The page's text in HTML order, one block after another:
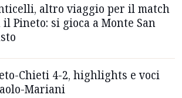
altro viaggio per il match
il Pineto: si gioca a Monte San
Chieti 4-2, highlights e voci
Mariani